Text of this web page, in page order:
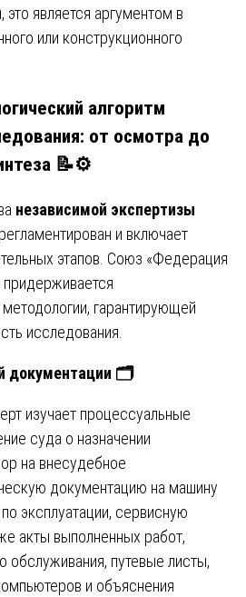
это является аргументом в
или конструкционного
алгоритм
от осмотра до
📝⚙️
независимой экспертизы
и включает
этапов. Союз «Федерация
гарантирующей
исследования.
документации 🗂️
изучает процессуальные
суда о назначении
на внесудебное
документацию на машину
эксплуатации, сервисную
акты выполненных работ,
обслуживания, путевые листы,
и объяснения